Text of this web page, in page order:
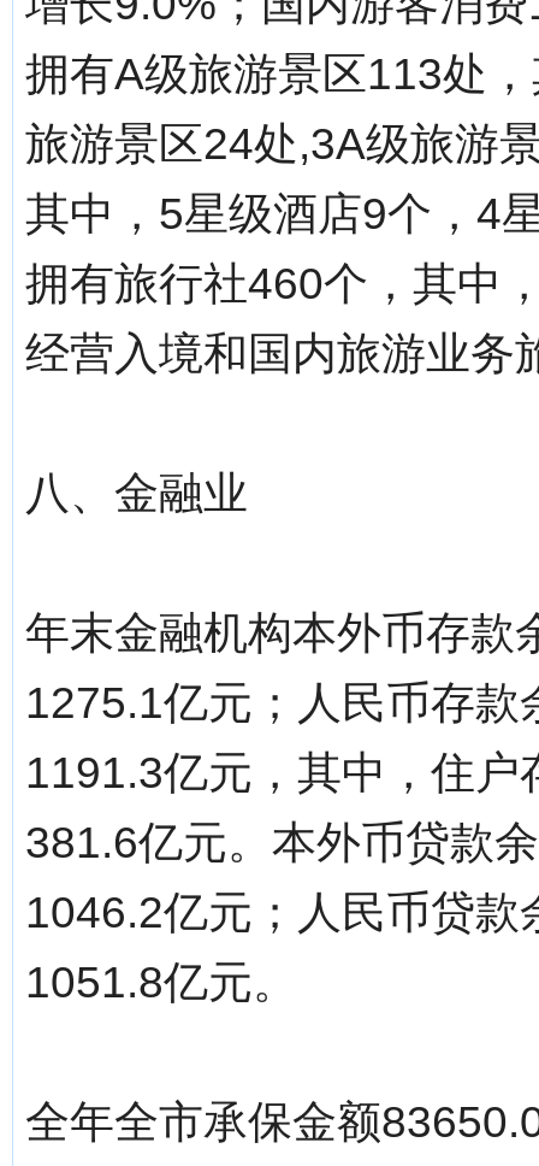
拥有A级旅游景区113处
旅游景区24处,3A级旅游
其中，5星级酒店9个，4
拥有旅行社460个，其中
经营入境和国内旅游业务
八、金融业
年末金融机构本外币存款
1275.1亿元；人民币存
1191.3亿元，其中，住
381.6亿元。本外币贷款
1046.2亿元；人民币贷
1051.8亿元。
全年全市承保金额